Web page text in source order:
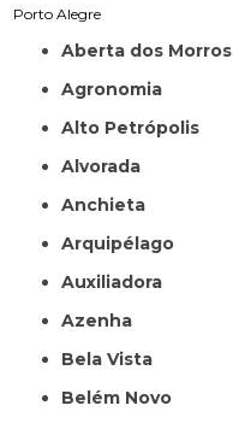
Porto Alegre
Aberta dos Morros
Agronomia
Alto Petrópolis
Alvorada
Anchieta
Arquipélago
Auxiliadora
Azenha
Bela Vista
Belém Novo